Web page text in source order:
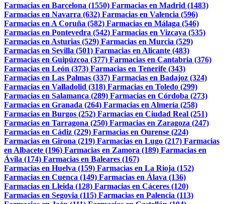
Farmacias en Barcelona (1550) Farmacias en Madrid (1483)
Farmacias en Navarra (632) Farmacias en Valencia (596)
Farmacias en A Coruña (582) Farmacias en Málaga (546)
Farmacias en Pontevedra (542) Farmacias en Vizcaya (535)
Farmacias en Asturias (529) Farmacias en Murcia (529)
Farmacias en Sevilla (501) Farmacias en Alicante (483)
Farmacias en Guipúzcoa (377) Farmacias en Cantabria (376)
Farmacias en León (373) Farmacias en Tenerife (343)
Farmacias en Las Palmas (337) Farmacias en Badajoz (324)
Farmacias en Valladolid (318) Farmacias en Toledo (299)
Farmacias en Salamanca (289) Farmacias en Córdoba (273)
Farmacias en Granada (264) Farmacias en Almería (258)
Farmacias en Burgos (252) Farmacias en Ciudad Real (251)
Farmacias en Tarragona (250) Farmacias en Zaragoza (247)
Farmacias en Cádiz (229) Farmacias en Ourense (224)
Farmacias en Girona (219) Farmacias en Lugo (217) Farmacias
en Albacete (196) Farmacias en Zamora (189) Farmacias en
Ávila (174) Farmacias en Baleares (167)
Farmacias en Huelva (159) Farmacias en La Rioja (152)
Farmacias en Cuenca (149) Farmacias en Álava (136)
Farmacias en Lleida (128) Farmacias en Cáceres (120)
Farmacias en Segovia (115) Farmacias en Palencia (113)